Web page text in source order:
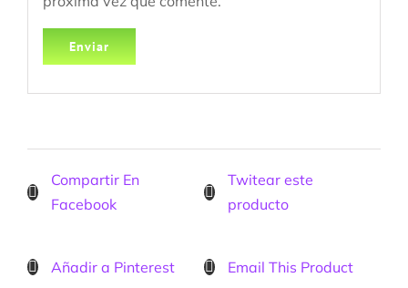
Compartir En
Facebook
Twitear este
producto
Añadir a Pinterest Email This Product